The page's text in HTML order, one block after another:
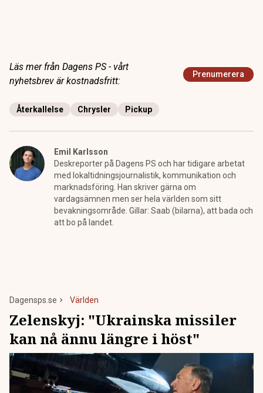
Läs mer från Dagens PS - vårt
nyhetsbrev är kostnadsfritt:
Prenumerera
Återkallelse Chrysler Pickup
Emil Karlsson
Deskreporter på Dagens PS och har tidigare arbetat
med lokaltidningsjournalistik, kommunikation och
marknadsföring. Han skriver gärna om
vardagsämnen men ser hela världen som sitt
bevakningsområde. Gillar: Saab (bilarna), att bada och
att bo på landet.
Dagensps.se Världen
Zelenskyj: "Ukrainska missiler
kan nå ännu längre i höst"